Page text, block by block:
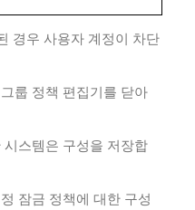
경우 사용자 계정이 차단
룹 정책 편집기를 닫아
스템은 구성을 저장합
잠금 정책에 대한 구성